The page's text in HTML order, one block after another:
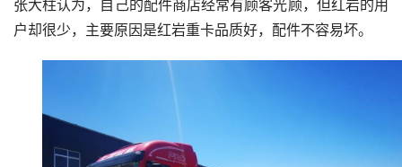
户却很少，主要原因是红岩重卡品质好，配件不容易坏。